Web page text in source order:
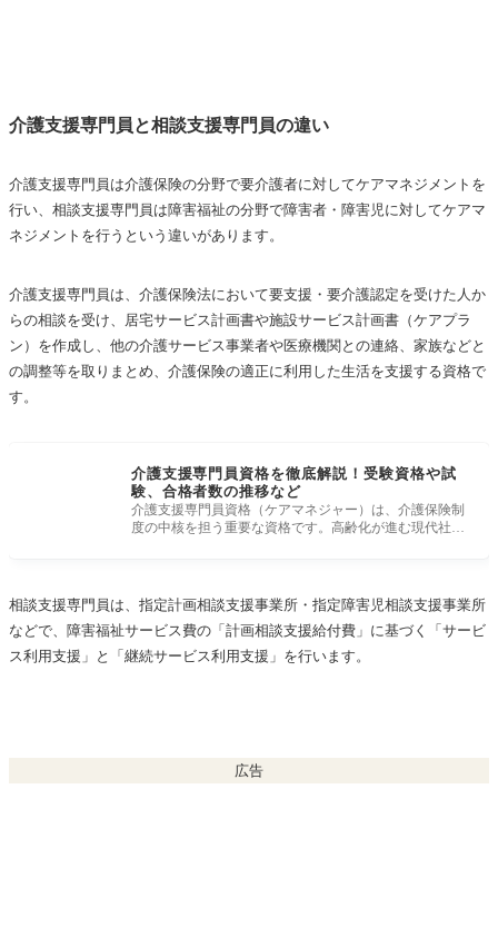
介護支援専門員と相談支援専門員の違い
介護支援専門員は介護保険の分野で要介護者に対してケアマネジメントを
行い、相談支援専門員は障害福祉の分野で障害者・障害児に対してケアマ
ネジメントを行うという違いがあります。
介護支援専門員は、介護保険法において要支援・要介護認定を受けた人か
らの相談を受け、居宅サービス計画書や施設サービス計画書（ケアプラ
ン）を作成し、他の介護サービス事業者や医療機関との連絡、家族などと
の調整等を取りまとめ、介護保険の適正に利用した生活を支援する資格で
す。
介護支援専門員資格を徹底解説！受験資格や試
験、合格者数の推移など
介護支援専門員資格（ケアマネジャー）は、介護保険制
度の中核を担う重要な資格です。高齢化が進む現代社会
相談支援専門員は、指定計画相談支援事業所・指定障害児相談支援事業所
などで、障害福祉サービス費の「計画相談支援給付費」に基づく「サービ
ス利用支援」と「継続サービス利用支援」を行います。
広告